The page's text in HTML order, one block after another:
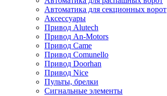
Автоматика для секционных ворот
Аксессуары
Привод Alutech
Привод An-Motors
Привод Came
Привод Comunello
Привод Doorhan
Привод Nice
Пульты, брелки
Сигнальные элементы